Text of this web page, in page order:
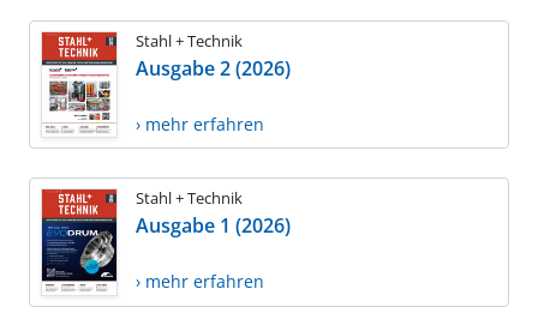
Stahl + Technik
Ausgabe 2 (2026)
› mehr erfahren
Stahl + Technik
Ausgabe 1 (2026)
› mehr erfahren